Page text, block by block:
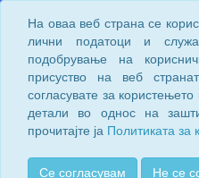
На оваа веб страна се
лични податоци и
подобрување на
присуство на веб
согласувате за
детали во однос на
прочитајте ја Политиката за
Се согласувам Не се